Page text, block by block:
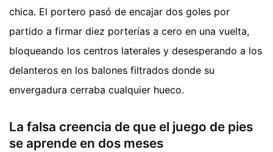
chica. El portero pasó de encajar dos goles por
partido a firmar diez porterías a cero en una vuelta,
bloqueando los centros laterales y desesperando a los
delanteros en los balones filtrados donde su
envergadura cerraba cualquier hueco.
La falsa creencia de que el juego de pies
se aprende en dos meses